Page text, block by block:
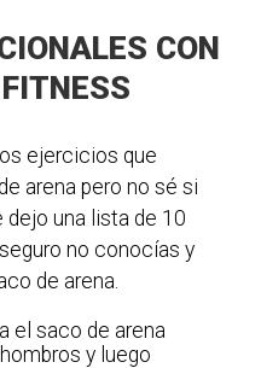
CON
ejercicios que
arena pero no sé si
una lista de 10
no conocías y
de arena.
el saco de arena
y luego